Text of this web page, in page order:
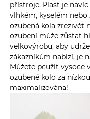
přístroje. Plast je
vlhkém, kyselém
ozubená kola zrezivět
ozubení může zůstat
velkovýrobu, aby
zákazníkům nabízí, je
Můžete použít vysoce
ozubené kolo za
maximalizována!